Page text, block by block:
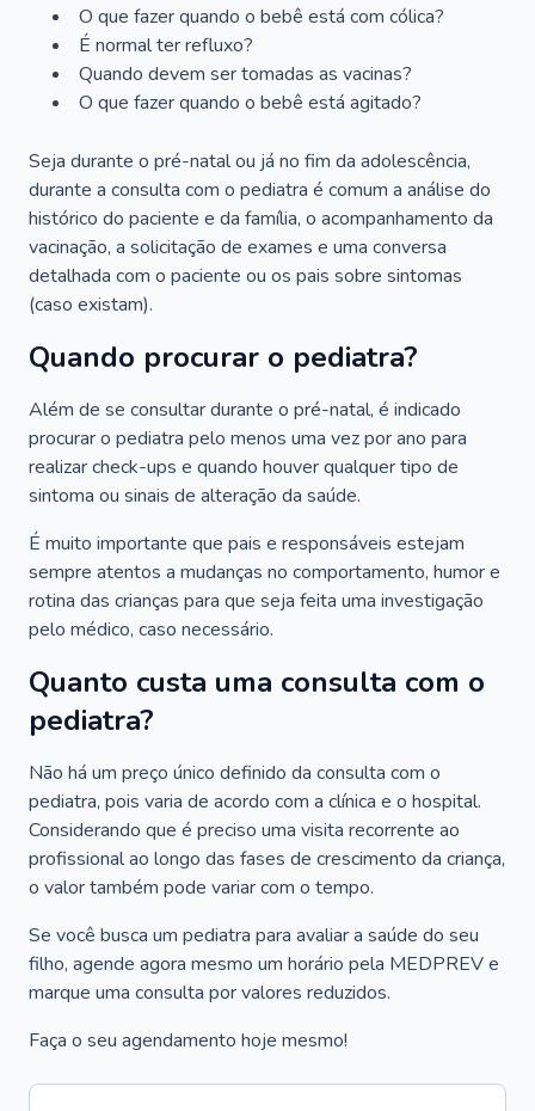
O que fazer quando o bebê está com cólica?
É normal ter refluxo?
Quando devem ser tomadas as vacinas?
O que fazer quando o bebê está agitado?
Seja durante o pré-natal ou já no fim da adolescência,
durante a consulta com o pediatra é comum a análise do
histórico do paciente e da família, o acompanhamento da
vacinação, a solicitação de exames e uma conversa
detalhada com o paciente ou os pais sobre sintomas
(caso existam).
Quando procurar o pediatra?
Além de se consultar durante o pré-natal, é indicado
procurar o pediatra pelo menos uma vez por ano para
realizar check-ups e quando houver qualquer tipo de
sintoma ou sinais de alteração da saúde.
É muito importante que pais e responsáveis estejam
sempre atentos a mudanças no comportamento, humor e
rotina das crianças para que seja feita uma investigação
pelo médico, caso necessário.
Quanto custa uma consulta com o
pediatra?
Não há um preço único definido da consulta com o
pediatra, pois varia de acordo com a clínica e o hospital.
Considerando que é preciso uma visita recorrente ao
profissional ao longo das fases de crescimento da criança,
o valor também pode variar com o tempo.
Se você busca um pediatra para avaliar a saúde do seu
filho, agende agora mesmo um horário pela MEDPREV e
marque uma consulta por valores reduzidos.
Faça o seu agendamento hoje mesmo!